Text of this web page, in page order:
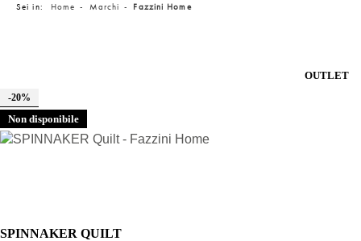
Sei in: Home Marchi Fazzini Home
-20%
Non disponibile
OUTLET
SPINNAKER QUILT